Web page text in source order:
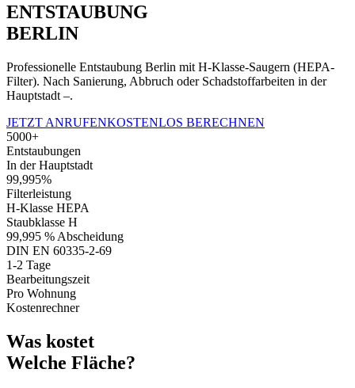
ENTSTAUBUNG
BERLIN
Professionelle Entstaubung Berlin mit H-Klasse-Saugern (HEPA-
Filter). Nach Sanierung, Abbruch oder Schadstoffarbeiten in der
Hauptstadt –.
JETZT ANRUFENKOSTENLOS BERECHNEN
5000+
Entstaubungen
In der Hauptstadt
99,995%
Filterleistung
H-Klasse HEPA
Staubklasse H
99,995 % Abscheidung
DIN EN 60335-2-69
1-2 Tage
Bearbeitungszeit
Pro Wohnung
Kostenrechner
Was kostet
Welche Fläche?